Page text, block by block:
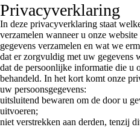
Privacyverklaring
In deze privacyverklaring staat
verzamelen wanneer u onze
gegevens verzamelen en wat we
dat er zorgvuldig met uw gegevens
dat de persoonlijke informatie die
behandeld. In het kort komt onze
uw persoonsgegevens:
uitsluitend bewaren om de door u
uitvoeren;
niet verstrekken aan derden, tenzij